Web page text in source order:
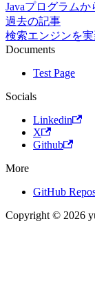
Javaプログラムか
過去の記事
検索エンジンを
Documents
Test Page
Socials
Linkedin
X
Github
More
GitHub
Copyright © 2026